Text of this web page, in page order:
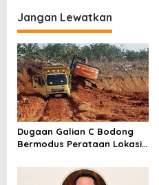
Jangan Lewatkan
Dugaan Galian C Bodong
Bermodus Perataan Lokasi
Riau Akan Tinjauan Lokasi